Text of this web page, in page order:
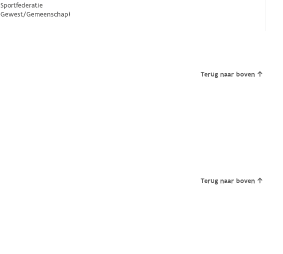
Sportfederatie
Gewest/Gemeenschap)
Terug naar boven
Terug naar boven